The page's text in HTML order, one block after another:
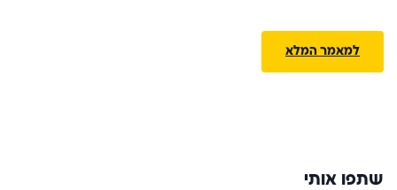
למאמר המלא
שתפו אותי